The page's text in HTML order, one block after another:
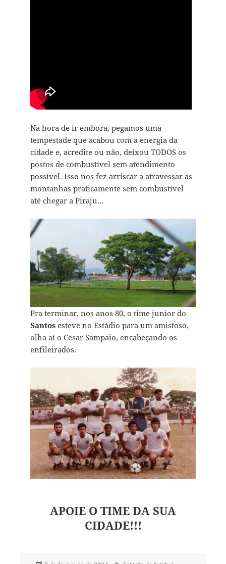
Na hora de ir embora, pegamos uma
tempestade que acabou com a energia da
cidade e, acredite ou não, deixou TODOS os
postos de combustível sem atendimento
possível. Isso nos fez arriscar a atravessar as
montanhas praticamente sem combustível
até chegar a Piraju…
Pra terminar, nos anos 80, o time junior do
Santosesteve no Estádio para um amistoso,
olha aí o Cesar Sampaio, encabeçando os
enfileirados.
APOIE O TIME DA SUA
CIDADE!!!